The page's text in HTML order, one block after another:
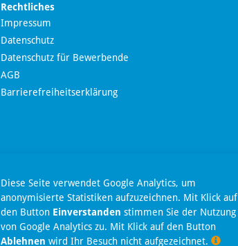
Rechtliches
Impressum
Datenschutz
Datenschutz für Bewerbende
AGB
Barrierefreiheitserklärung
Diese Seite verwendet Google Analytics, um
anonymisierte Statistiken aufzuzeichnen. Mit Klick auf
den Button Einverstanden stimmen Sie der Nutzung
von Google Analytics zu. Mit Klick auf den Button
Ablehnen wird Ihr Besuch nicht aufgezeichnet.